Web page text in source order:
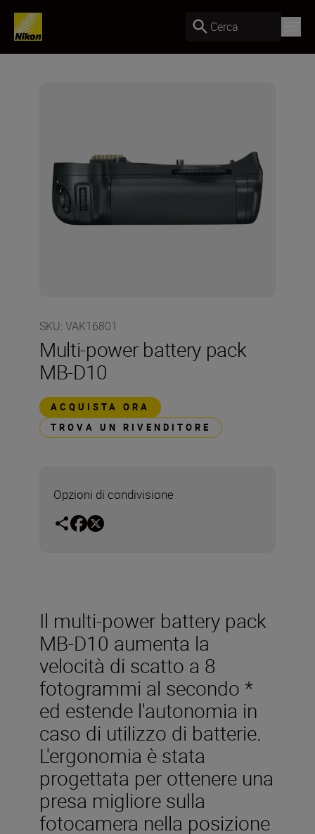
Cerca
SKU: VAK16801
Multi-power battery pack
MB-D10
ACQUISTA ORA
TROVA UN RIVENDITORE
Opzioni di condivisione
Il multi-power battery pack
MB-D10 aumenta la
velocità di scatto a 8
fotogrammi al secondo *
ed estende l'autonomia in
caso di utilizzo di batterie.
L'ergonomia è stata
progettata per ottenere una
presa migliore sulla
fotocamera nella posizione